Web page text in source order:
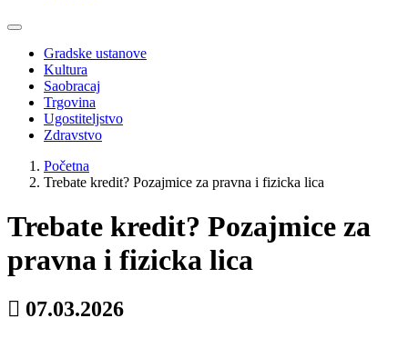
Toggle
navigationGradske ustanove
Kultura
Saobracaj
Trgovina
Ugostiteljstvo
Zdravstvo
Početna
Trebate kredit? Pozajmice za pravna i fizicka lica
Trebate kredit? Pozajmice za
pravna i fizicka lica
07.03.2026